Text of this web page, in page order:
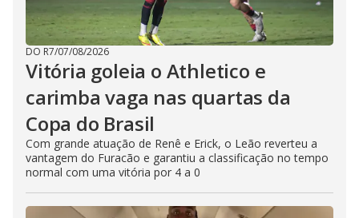
DO R7/07/08/2026
Vitória goleia o Athletico e
carimba vaga nas quartas da
Copa do Brasil
Com grande atuação de Renê e Erick, o Leão reverteu a
vantagem do Furacão e garantiu a classificação no tempo
normal com uma vitória por 4 a 0